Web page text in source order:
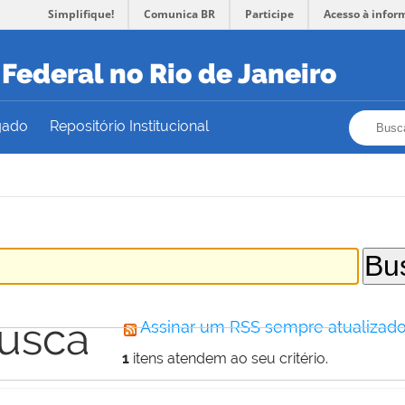
Simplifique! Comunica BR Participe Acesso à
no Rio de Janeiro
Repositório Institucional
Assinar um RSS sempre
1itens atendem ao seu critério.